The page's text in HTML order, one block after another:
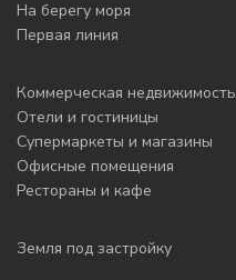
На берегу моря
Первая линия
Коммерческая недвижимость
Отели и гостиницы
Супермаркеты и магазины
Офисные помещения
Рестораны и кафе
Земля под застройку